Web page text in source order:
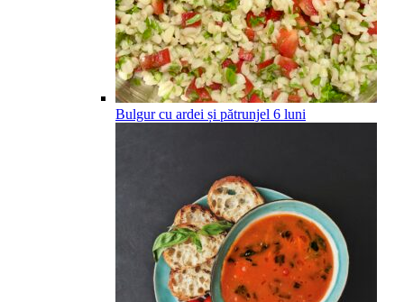
Bulgur cu ardei și pătrunjel 6 luni